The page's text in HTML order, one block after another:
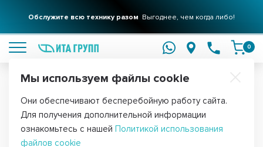
Обслужите всю технику разом Выгоднее, чем когда либо!
0
Главная Запчасти для водонагревателей ТЭНы для
Комплект ТЭН 2кВт (2000Вт) RF для
Мы используем файлы cookie
Они обеспечивают бесперебойную работу сайта.
Для получения дополнительной информации
ознакомьтесь с нашей Политикой использования
файлов cookie